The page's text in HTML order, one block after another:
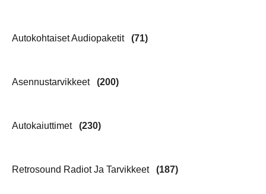
Autokohtaiset Audiopaketit (71)
Asennustarvikkeet (200)
Autokaiuttimet (230)
Retrosound Radiot Ja Tarvikkeet (187)